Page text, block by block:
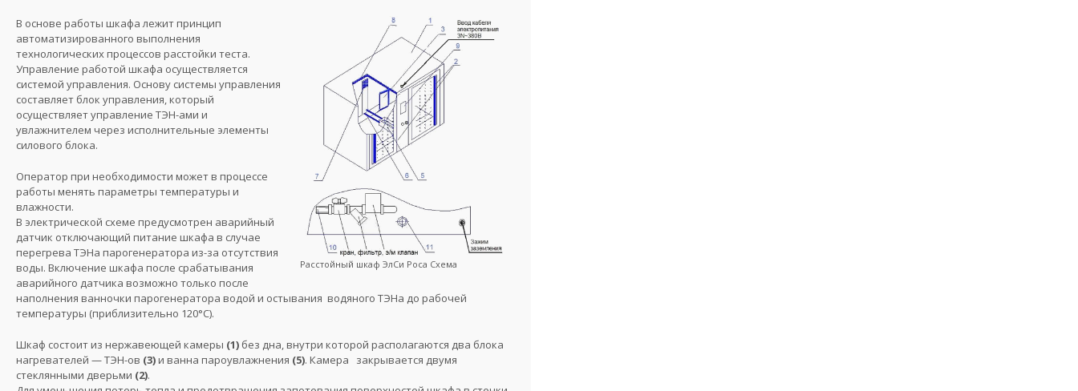
Расстойный шкаф ЭлСи Роса Схема
В основе работы шкафа лежит принцип
автоматизированного выполнения
технологических процессов расстойки теста.
Управление работой шкафа осуществляется
системой управления. Основу системы управления
составляет блок управления, который
осуществляет управление ТЭН-ами и
увлажнителем через исполнительные элементы
силового блока.
Оператор при необходимости может в процессе
работы менять параметры температуры и
влажности.
В электрической схеме предусмотрен аварийный
датчик отключающий питание шкафа в случае
перегрева ТЭНа парогенератора из-за отсутствия
воды. Включение шкафа после срабатывания
аварийного датчика возможно только после
наполнения ванночки парогенератора водой и остывания водяного ТЭНа до рабочей
температуры (приблизительно 120°С).
Шкаф состоит из нержавеющей камеры (1) без дна, внутри которой располагаются два блока
нагревателей — ТЭН-ов (3)и ванна пароувлажнения (5). Камера закрывается двумя
стеклянными дверьми (2).